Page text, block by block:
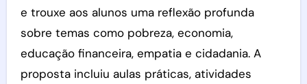
e trouxe aos alunos uma reflexão profunda
sobre temas como pobreza, economia,
educação financeira, empatia e cidadania. A
proposta incluiu aulas práticas, atividades